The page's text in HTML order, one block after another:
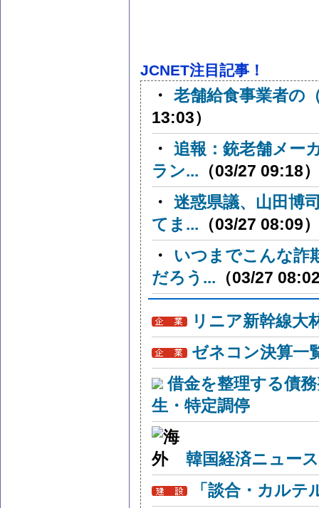
JCNET注目記事！
・ 老舗給食事業者の
13:03）
・ 追報：銃老舗メー
ラン... （03/27 09:18）
・ 迷惑県議、山田博
てま... （03/27 08:09）
・
いつまでこんな詐
だろう... （03/27
リニア新幹線大
ゼネコン決算一
借金を整理する債
生・特定調停
韓国経済ニュー
「談合・カル